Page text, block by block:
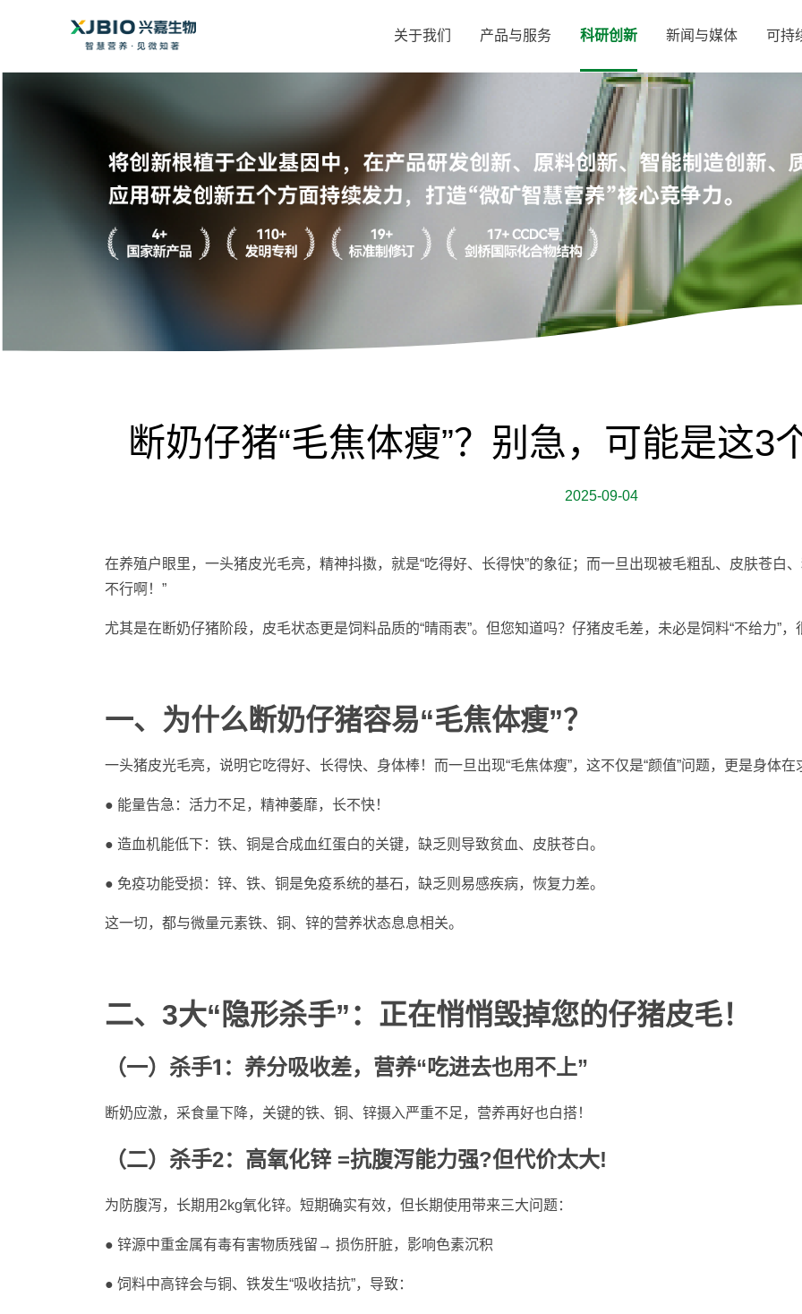
关于我们 产品与服务 科研创新 新闻与媒体 可持
断奶仔猪“毛焦体瘦”？别急，可能是这3
2025-09-04
在养殖户眼里，一头猪皮光毛亮，精神抖擞，就是“吃得好、长得快”的象征；而一旦出现被毛粗乱、皮肤苍白
不行啊！”
尤其是在断奶仔猪阶段，皮毛状态更是饲料品质的“晴雨表”。但您知道吗？仔猪皮毛差，未必是饲料“不给力”，
一、为什么断奶仔猪容易“毛焦体瘦”？
一头猪皮光毛亮，说明它吃得好、长得快、身体棒！而一旦出现“毛焦体瘦”，这不仅是“颜值”问题，更是身体在
● 能量告急：活力不足，精神萎靡，长不快！
● 造血机能低下：铁、铜是合成血红蛋白的关键，缺乏则导致贫血、皮肤苍白。
● 免疫功能受损：锌、铁、铜是免疫系统的基石，缺乏则易感疾病，恢复力差。
这一切，都与微量元素铁、铜、锌的营养状态息息相关。
二、3大“隐形杀手”： 正在悄悄毁掉您的仔猪皮毛！
（一） 杀手1： 养分吸收差，营养“吃进去也用不上”
断奶应激，采食量下降，关键的铁、铜、锌摄入严重不足，营养再好也白搭！
（二）杀手2：高氧化锌 =抗腹泻能力强?但代价太大!
为防腹泻，长期用2kg氧化锌。短期确实有效，但长期使用带来三大问题：
● 锌源中重金属有毒有害物质残留→ 损伤肝脏，影响色素沉积
● 饲料中高锌会与铜、铁发生“吸收拮抗”，导致：